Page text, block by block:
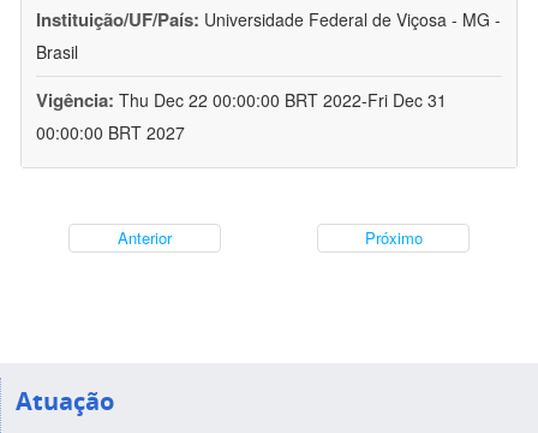
Instituição/UF/País: Universidade Federal de Viçosa - MG -
Brasil
Vigência: Thu Dec 22 00:00:00 BRT 2022-Fri Dec 31
00:00:00 BRT 2027
Anterior Próximo
Atuação